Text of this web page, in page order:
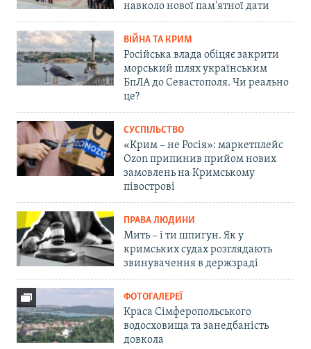
навколо нової пам'ятної дати
ВІЙНА ТА КРИМ
Російська влада обіцяє закрити
морський шлях українським
БпЛА до Севастополя. Чи реально
це?
СУСПІЛЬСТВО
«Крим – не Росія»: маркетплейс
Ozon припинив прийом нових
замовлень на Кримському
півострові
ПРАВА ЛЮДИНИ
Мить – і ти шпигун. Як у
кримських судах розглядають
звинувачення в держзраді
ФОТОГАЛЕРЕЇ
Краса Сімферопольського
водосховища та занедбаність
довкола